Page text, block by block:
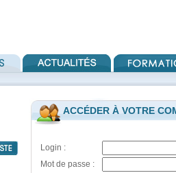
ACCÉDER À VOTRE
Login :
Mot de passe :